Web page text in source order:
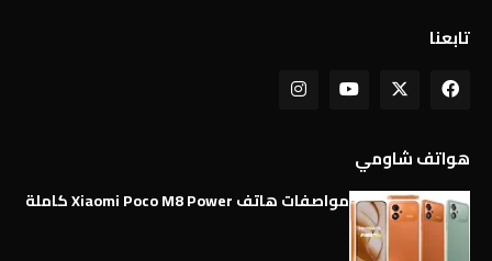
تابعنا
هواتف شاومي
مواصفات هاتف Xiaomi Poco M8 Power كاملة